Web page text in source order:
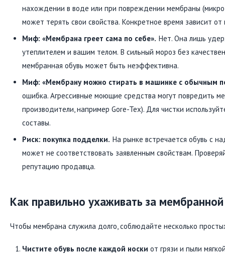
нахождении в воде или при повреждении мембраны
может терять свои свойства. Конкретное время зависит
Миф: «Мембрана греет сама по себе». Нет. Она лишь
утеплителем и вашим телом. В сильный мороз без
мембранная обувь может быть неэффективна.
Миф: «Мембрану можно стирать в машинке с обычным
ошибка. Агрессивные моющие средства могут повредить
производители, например Gore-Tex). Для чистки
составы.
Риск: покупка подделки. На рынке встречается обувь с
может не соответствовать заявленным свойствам.
репутацию продавца.
Как правильно ухаживать за
Чтобы мембрана служила долго, соблюдайте несколько
Чистите обувь после каждой носки от грязи и пыли